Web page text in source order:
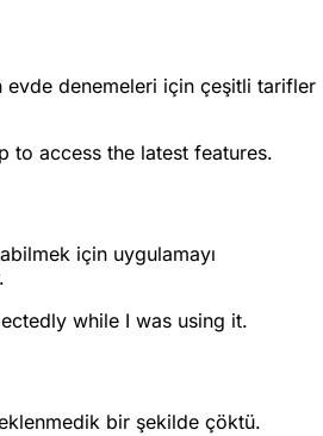
evde denemeleri için çeşitli tarifler
to access the latest features.
için uygulamayı
while I was using it.
bir şekilde çöktü.